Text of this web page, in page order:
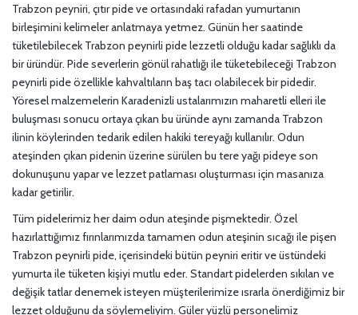
Trabzon peyniri, çıtır pide ve ortasındaki rafadan yumurtanın
birleşimini kelimeler anlatmaya yetmez. Günün her saatinde
tüketilebilecek Trabzon peynirli pide lezzetli olduğu kadar sağlıklı da
bir üründür. Pide severlerin gönül rahatlığı ile tüketebileceği Trabzon
peynirli pide özellikle kahvaltıların baş tacı olabilecek bir pidedir.
Yöresel malzemelerin Karadenizli ustalarımızın maharetli elleri ile
buluşması sonucu ortaya çıkan bu üründe aynı zamanda Trabzon
ilinin köylerinden tedarik edilen hakiki tereyağı kullanılır. Odun
ateşinden çıkan pidenin üzerine sürülen bu tere yağı pideye son
dokunuşunu yapar ve lezzet patlaması oluşturması için masanıza
kadar getirilir.
Tüm pidelerimiz her daim odun ateşinde pişmektedir. Özel
hazırlattığımız fırınlarımızda tamamen odun ateşinin sıcağı ile pişen
Trabzon peynirli pide, içerisindeki bütün peyniri eritir ve üstündeki
yumurta ile tüketen kişiyi mutlu eder. Standart pidelerden sıkılan ve
değişik tatlar denemek isteyen müşterilerimize ısrarla önerdiğimiz bir
lezzet olduğunu da söylemeliyim. Güler yüzlü personelimiz